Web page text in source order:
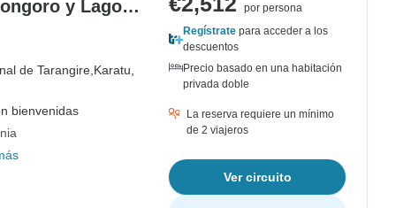
y Lago
de Tarangire, Karatu,
bienvenidas
por persona
Regístrate para acceder a los
descuentos
Precio basado en una habitación
privada doble
La reserva requiere un mínimo
de 2 viajeros
Ver circuito